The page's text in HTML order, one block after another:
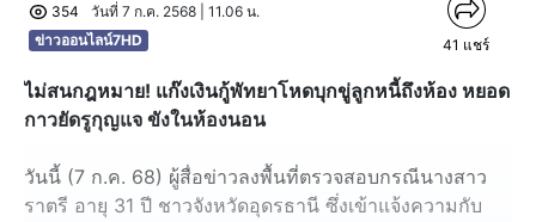
354
วันที่ 7 ก.ค. 2568 | 11.06 น.
ข่าวออนไลน์7HD
41 แชร์
ไม่สนกฎหมาย! แก๊งเงินกู้พัทยาโหดบุกขู่ลูกหนี้ถึงห้อง หยอด
กาวยัดรูกุญแจ ขังในห้องนอน
วันนี้ (7 ก.ค. 68) ผู้สื่อข่าวลงพื้นที่ตรวจสอบกรณีนางสาว
ราตรี อายุ 31 ปี ชาวจังหวัดอุดรธานี ซึ่งเข้าแจ้งความกับ